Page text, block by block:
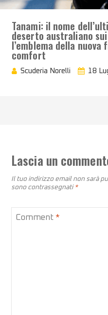
Tanami: il nome
deserto australiano
l’emblema della
comfort
Scuderia Norelli 18
Lascia un
Il tuo indirizzo email non sarà
sono contrassegnati *
Comment *